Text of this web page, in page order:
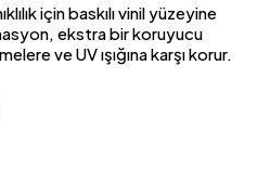
için baskılı vinil yüzeyine
ekstra bir koruyucu
ve UV ışığına karşı korur.